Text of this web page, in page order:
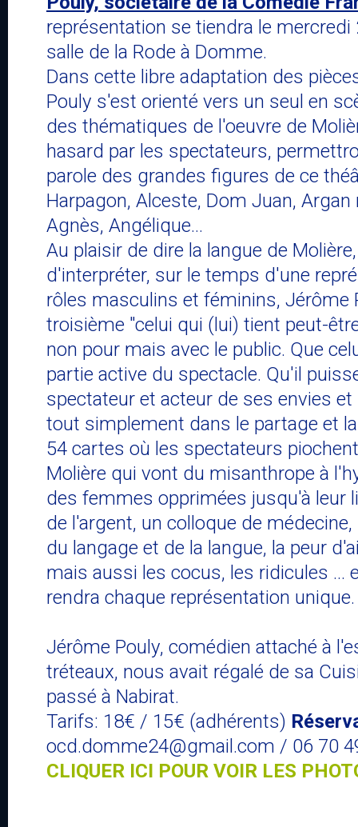
représentation se tiendra le mercredi
salle de la Rode à Domme.
Dans cette libre adaptation des
Pouly s'est orienté vers un seul en
des thématiques de l'oeuvre de
hasard par les spectateurs,
parole des grandes figures de ce
Harpagon, Alceste, Dom Juan,
Agnès, Angélique...
Au plaisir de dire la langue de
d'interpréter, sur le temps d'une
rôles masculins et féminins, Jérôme
troisième "celui qui (lui) tient peut-
non pour mais avec le public. Que
partie active du spectacle. Qu'il
spectateur et acteur de ses envies et
tout simplement dans le partage et
54 cartes où les spectateurs
Molière qui vont du misanthrope à
des femmes opprimées jusqu'à leur
de l'argent, un colloque de
du langage et de la langue, la peur
mais aussi les cocus, les ridicules ...
rendra chaque représentation unique.
Jérôme Pouly, comédien attaché à
tréteaux, nous avait régalé de sa
passé à Nabirat.
Tarifs: 18€ / 15€ (adhérents)
ocd.domme24@gmail.com / 06 70
CLIQUER ICI POUR VOIR LES